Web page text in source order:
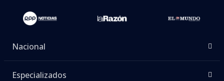
Nacional
Especializados